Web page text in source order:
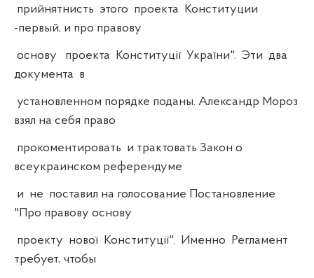
прийнятнисть этого проекта Конституции
-первый, и про правову
основу проекта Конституції України". Эти два
документа в
установленном порядке поданы. Александр Мороз
взял на себя право
прокоментировать и трактовать Закон о
всеукраинском референдуме
и не поставил на голосование Постановление
"Про правову основу
проекту нової Конституції". Именно Регламент
требует, чтобы